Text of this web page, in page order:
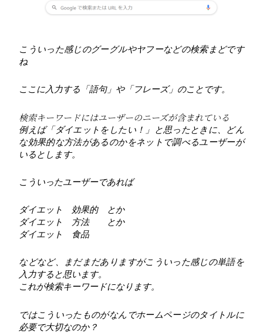
こういった感じのグーグルやヤフーなどの検索まどです
ね
ここに入力する「語句」や「フレーズ」のことです。
検索キーワードにはユーザーのニーズが含まれている
例えば「ダイエットをしたい！」と思ったときに、どん
な効果的な方法があるのかをネットで調べるユーザーが
いるとします。
こういったユーザーであれば
ダイエット 効果的 とか
ダイエット 方法 とか
ダイエット 食品
などなど、まだまだありますがこういった感じの単語を
入力すると思います。
これが検索キーワードになります。
ではこういったものがなんでホームページのタイトルに
必要で大切なのか？